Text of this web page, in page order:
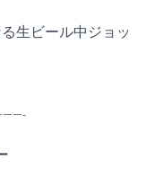
生ビール中ジョッ